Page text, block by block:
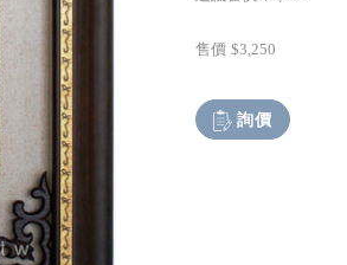
售價 $3,250
詢價